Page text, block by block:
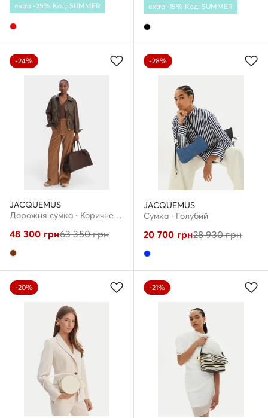
extra -25% Код: SUMMER extra -15% Код: SUMMER
-24%
JACQUEMUS
Дорожня сумка · Коричневий
48 300 грн63 350грн
-28%
JACQUEMUS
Сумка · Голубий
20 700 грн28 930грн
-20% -21%